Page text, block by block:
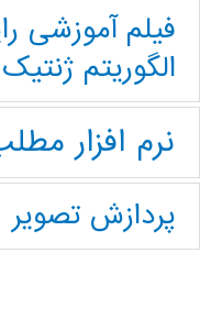
فیلم آموزشی
الگوریتم ژنتیک
نرم افزار
پردازش تصویر